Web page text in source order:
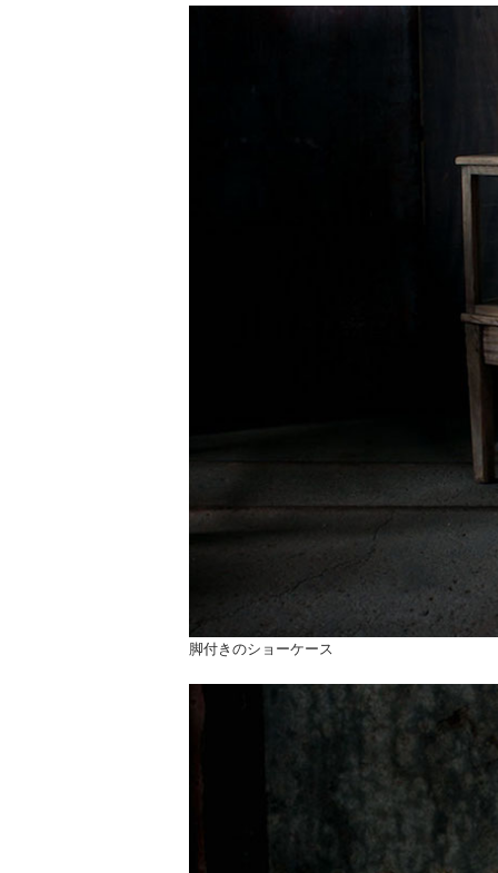
脚付きのショーケース